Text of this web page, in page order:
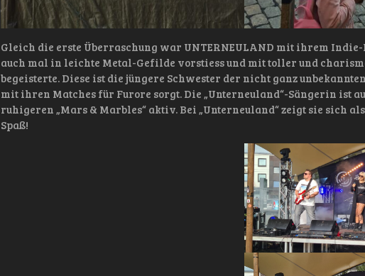
Gleich die erste Überraschung war UNTERNEULAND mit ihrem
auch mal in leichte Metal-Gefilde vorstiess und mit toller und
begeisterte. Diese ist die jüngere Schwester der nicht ganz
mit ihren Matches für Furore sorgt. Die „Unterneuland“-Sängerin ist
ruhigeren „Mars & Marbles“ aktiv. Bei „Unterneuland“ zeigt sie sich
Spaß!